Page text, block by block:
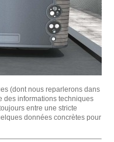
(dont nous reparlerons dans
des informations techniques
entre une stricte
données concrètes pour